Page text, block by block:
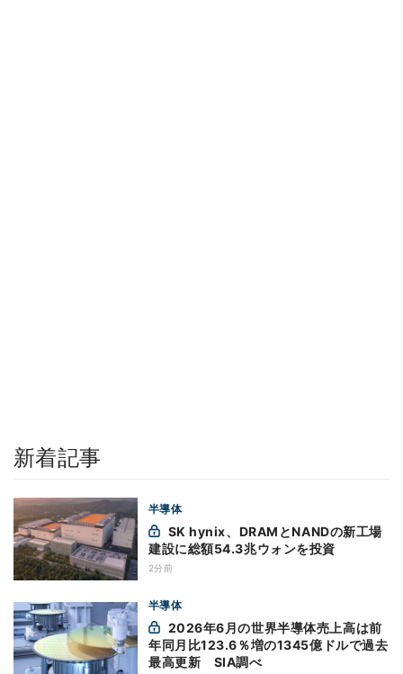
新着記事
半導体
建設に総額54.3兆ウォンを投資
2分前
半導体
年同月比123.6％増の1345億ドルで過去
最高更新 SIA調べ